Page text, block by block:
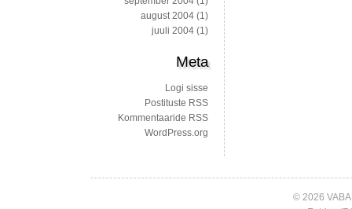
august 2004 (1)
juuli 2004 (1)
Meta
Logi sisse
Postituste RSS
Kommentaaride RSS
WordPress.org
© 2026